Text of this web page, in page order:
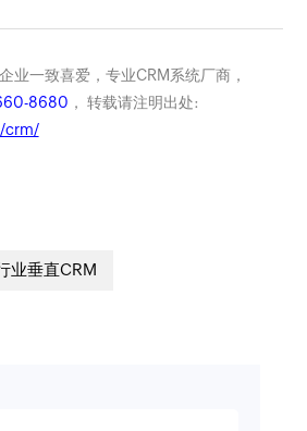
业一致喜爱，专业CRM系统厂商，
8680 ， 转载请注明出处:
crm/
业垂直CRM